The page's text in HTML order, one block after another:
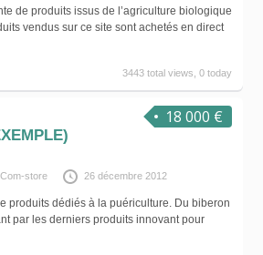
de produits issus de l’agriculture biologique
vendus sur ce site sont achetés en direct
3443 total views, 0 today
18 000 €
store 26 décembre 2012
produits dédiés à la puériculture. Du biberon
par les derniers produits innovant pour